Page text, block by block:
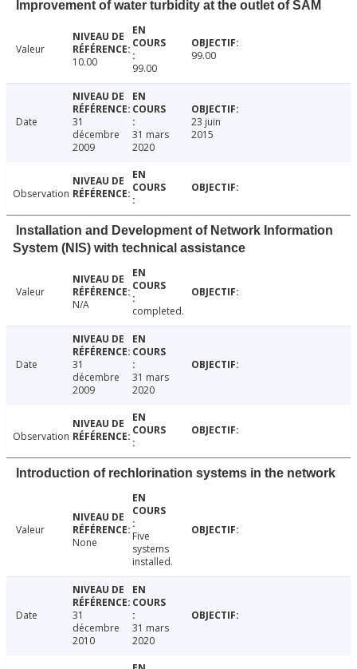
Improvement of water turbidity at the outlet of SAM
Valeur
10.00
99.00
99.00
Date
31
décembre
2009
31 mars
2020
23 juin
2015
Observation
Installation and Development of Network Information
System (NIS) with technical assistance
Valeur
N/A
completed.
Date
31
décembre
2009
31 mars
2020
Observation
Introduction of rechlorination systems in the network
Valeur
None
Five
systems
installed.
Date
31
décembre
2010
31 mars
2020